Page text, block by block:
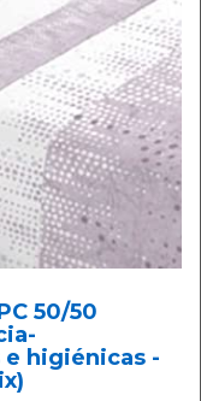
50/50
higiénicas -